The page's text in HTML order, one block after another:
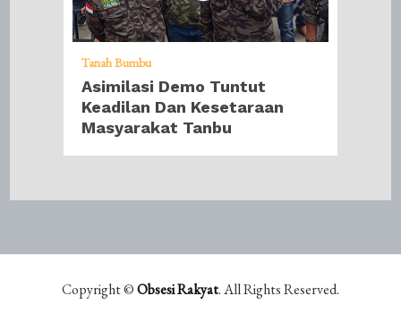
Tanah Bumbu
Asimilasi Demo Tuntut
Keadilan Dan Kesetaraan
Masyarakat Tanbu
Copyright ©Obsesi Rakyat. All Rights Reserved.